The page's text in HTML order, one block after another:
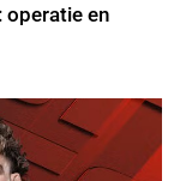
operatie en